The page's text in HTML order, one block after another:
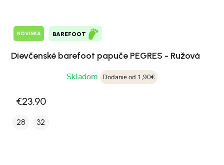
NOVINKA BAREFOOT
Dievčenské barefoot papuče PEGRES - Ružová
Skladom
Dodanie od 1,90€
€23,90
28 32